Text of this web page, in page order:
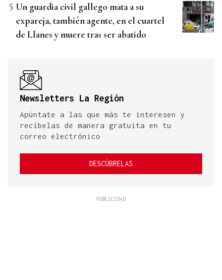
Un guardia civil gallego mata a su
expareja, también agente, en el cuartel
de Llanes y muere tras ser abatido
Newsletters La Región
Apúntate a las que más te interesen y
recíbelas de manera gratuita en tu
correo electrónico
DESCÚBRELAS